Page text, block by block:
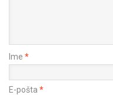
Ime *
E-pošta *